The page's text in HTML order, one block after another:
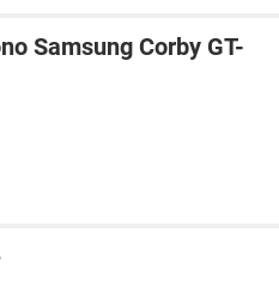
Samsung Corby GT-